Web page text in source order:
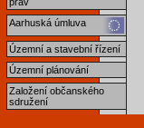
Aarhuská úmluva
Územní a stavební řízení
Územní plánování
Založení občanského
sdružení